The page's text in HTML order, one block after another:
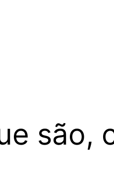
são,